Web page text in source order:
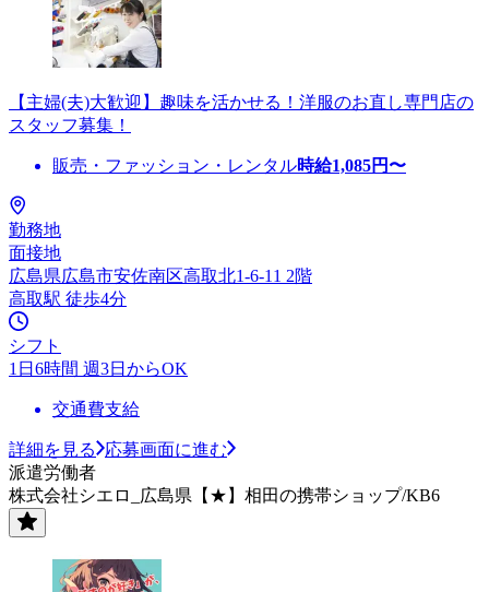
【主婦(夫)大歓迎】趣味を活かせる！洋服のお直し専門店の
スタッフ募集！
販売・ファッション・レンタル時給1,085円〜
勤務地
面接地
広島県広島市安佐南区高取北1-6-11 2階
高取駅 徒歩4分
シフト
1日6時間 週3日からOK
交通費支給
詳細を見る
応募画面に進む
派遣労働者
株式会社シエロ_広島県【★】相田の携帯ショップ/KB6